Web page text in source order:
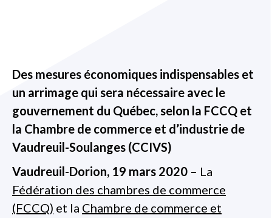
Des mesures économiques indispensables et
un arrimage qui sera nécessaire avec le
gouvernement du Québec, selon la FCCQ et
la Chambre de commerce et d’industrie de
Vaudreuil-Soulanges (CCIVS)
Vaudreuil-Dorion, 19 mars 2020 – La
Fédération des chambres de commerce
(FCCQ) et la Chambre de commerce et